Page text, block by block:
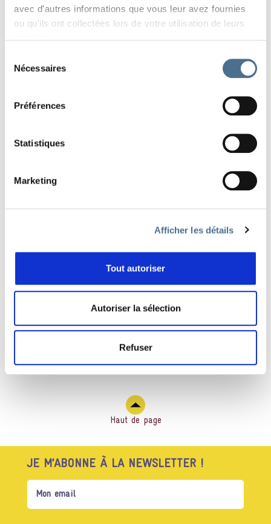
avec d'autres informations que vous leur avez fournies
ou qu'ils ont collectées lors de votre utilisation de leurs
Nécessaires
Préférences
Statistiques
Marketing
Afficher les détails
Tout autoriser
Autoriser la sélection
Refuser
Visionner
FESTIVAL AVEC NOUS!
Haut de page
JE M’ABONNE À LA NEWSLETTER !